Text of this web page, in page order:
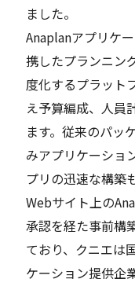
ました。
Anaplanアプリケ
携したプランニン
度化するプラット
え予算編成、人員
ます。従来のパッ
みアプリケーショ
プリの迅速な構築
Webサイト上の
承認を経た事前構
ており、クニエは
ケーション提供企